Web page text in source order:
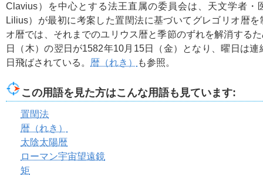
Clavius）を中心とする法王直属の委員会は、天文学者・
Lilius）が最初に考案した置閏法に基づいてグレゴリオ暦
オ暦では、それまでのユリウス暦と季節のずれを解消する
日（木）の翌日が1582年10月15日（金）となり、曜日は
日飛ばされている。 暦（れき） も参照。
この用語を見た方はこんな用語も見ています:
置閏法
暦（れき）
太陰太陽暦
ローマン宇宙望遠鏡
矩